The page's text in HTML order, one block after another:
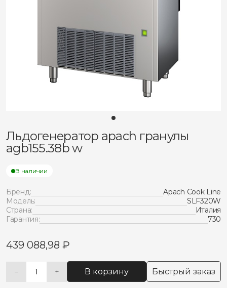
Льдогенератор apach гранулы
agb155.38b w
В наличии
Бренд:
Apach Cook Line
Модель:
SLF320W
Страна:
Италия
Гарантия:
730
439 088,98 ₽
−
Количество + В корзину Быстрый заказ
Alternative: